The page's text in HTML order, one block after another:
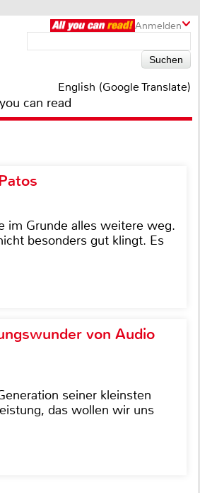
Anmelden
English (Google Translate)
can read
im Grunde alles weitere weg.
besonders gut klingt. Es
von Audio
seiner kleinsten
das wollen wir uns